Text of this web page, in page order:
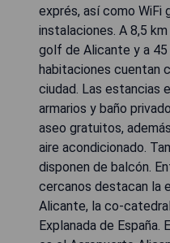
exprés, así como WiFi
instalaciones. A 8,5
golf de Alicante y a 45
habitaciones cuentan
ciudad. Las estancias
armarios y baño
aseo gratuitos,
aire acondicionado.
disponen de balcón.
cercanos destacan la
Alicante, la co-
Explanada de España.